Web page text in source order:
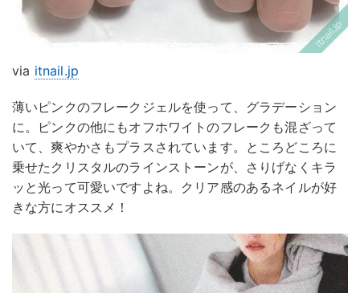
via itnail.jp
薄いピンクのフレークジェルを使って、グラデーション
に。ピンクの他にもオフホワイトのフレークも混ざって
いて、爽やかさもプラスされています。ところどころに
乗せたクリスタルのラインストーンが、さりげなくキラ
ッと光って可愛いですよね。クリア感のあるネイルが好
きな方にオススメ！